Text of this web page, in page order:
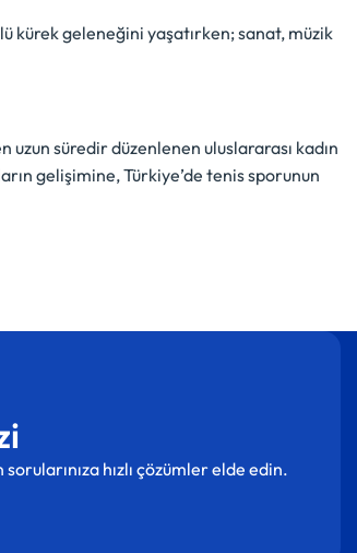
kürek geleneğini yaşatırken; sanat, müzik
uzun süredir düzenlenen uluslararası kadın
gelişimine, Türkiye’de tenis sporunun
hızlı çözümler elde edin.